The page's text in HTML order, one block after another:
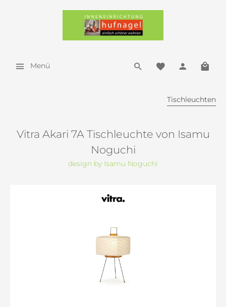
Menü
Tischleuchten
Vitra Akari 7A Tischleuchte von Isamu
Noguchi
design by Isamu Noguchi